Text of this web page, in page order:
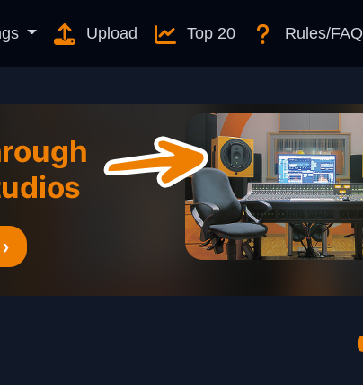
Upload Top 20 Rules/FAQ